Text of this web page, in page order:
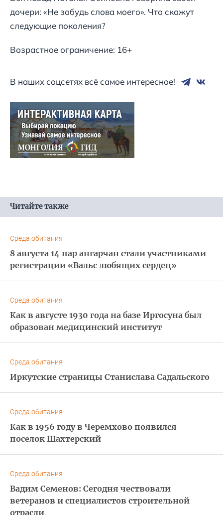
дочери: «Не забудь слова моего». Что скажут
следующие поколения?
Возрастное ограничение: 16+
В наших соцсетях всё самое интересное!
Читайте также
Среда обитания
8 августа 14 пар ангарчан стали участниками
регистрации «Вальс любящих сердец»
Среда обитания
Как в августе 1930 года на базе Иргосуна был
образован медицинский институт
Среда обитания
Иркутские страницы Станислава Садальского
Среда обитания
Как в 1956 году в Черемхово появился
поселок Шахтерский
Среда обитания
Вадим Семенов: Сегодня чествовали
ветеранов и специалистов строительной
отрасли